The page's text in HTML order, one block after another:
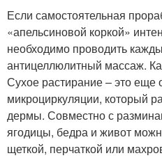
Если самостоятельная
«апельсиновой коркой»
необходимо проводить
антицеллюлитный массаж.
Сухое растирание – это еще
микроциркуляции, который
дермы. Совместно с
ягодицы, бедра и живот
щеткой, перчаткой или